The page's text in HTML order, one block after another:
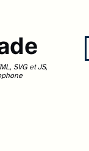
SVG et JS,